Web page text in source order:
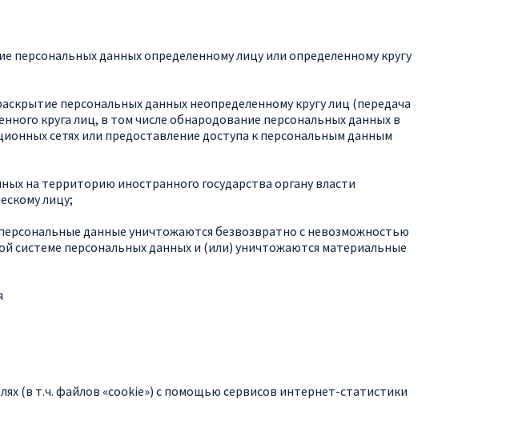
персональных данных определенному лицу или определенному кругу
персональных данных неопределенному кругу лиц (передача
круга лиц, в том числе обнародование персональных данных в
сетях или предоставление доступа к персональным данным
на территорию иностранного государства органу власти
лицу;
данные уничтожаются безвозвратно с невозможностью
системе персональных данных и (или) уничтожаются материальные
(в т.ч. файлов «cookie») с помощью сервисов интернет-статистики